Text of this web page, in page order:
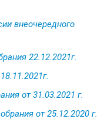
внеочередного
22.12.2021г.
от 31.03.2021 г.
от 25.12.2020 г.